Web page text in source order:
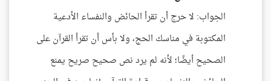
الجواب: لا حرج أن تقرأ الحائض والنفساء الأدعية
المكتوبة في مناسك الحج، ولا بأس أن تقرأ القرآن على
الصحيح أيضًا؛ لأنه لم يرد نص صحيح صريح يمنع